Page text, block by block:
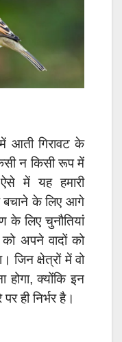
में आती गिरावट के
न किसी रूप में
में यह हमारी
बचाने के लिए आगे
लिए चुनौतियां
अपने वादों को
जिन क्षेत्रों में वो
होगा, क्योंकि इन
ही निर्भर है।